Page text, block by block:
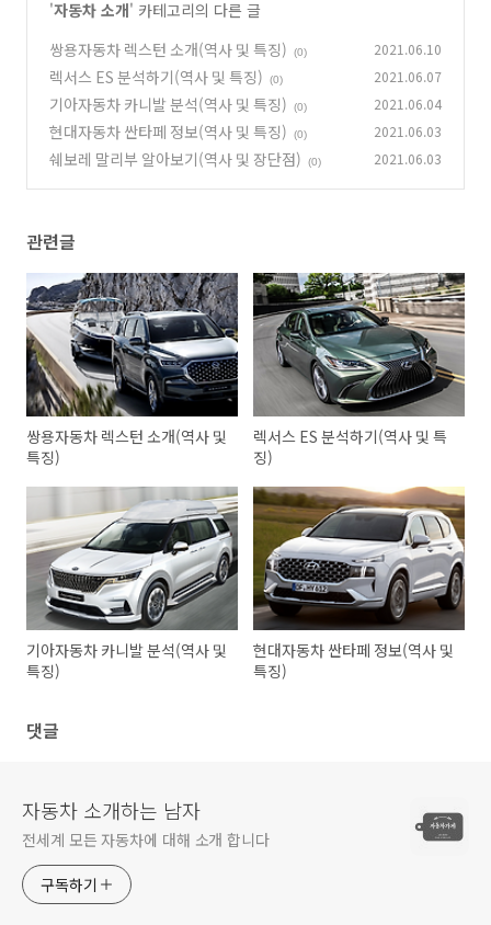
'자동차 소개' 카테고리의 다른 글
쌍용자동차 렉스턴 소개(역사 및 특징)
(0) 2021.06.10
렉서스 ES 분석하기(역사 및 특징) (0) 2021.06.07
기아자동차 카니발 분석(역사 및 특징) (0) 2021.06.04
현대자동차 싼타페 정보(역사 및 특징) (0) 2021.06.03
쉐보레 말리부 알아보기(역사 및 장단점) (0) 2021.06.03
관련글
쌍용자동차 렉스턴 소개(역사 및
특징)
렉서스 ES 분석하기(역사 및 특
징)
기아자동차 카니발 분석(역사 및
특징)
현대자동차 싼타페 정보(역사 및
특징)
댓글
자동차 소개하는 남자
전세계 모든 자동차에 대해 소개 합니다
구독하기